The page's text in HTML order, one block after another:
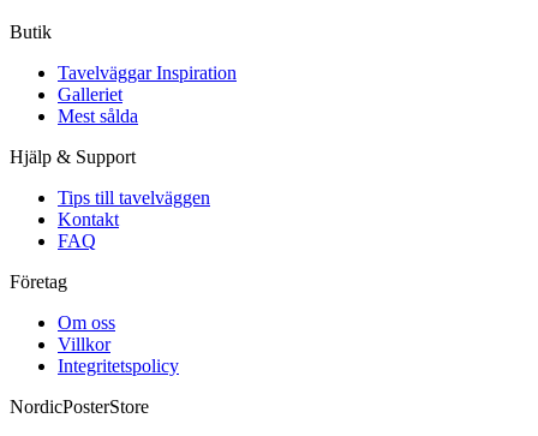
Butik
Tavelväggar Inspiration
Galleriet
Mest sålda
Hjälp & Support
Tips till tavelväggen
Kontakt
FAQ
Företag
Om oss
Villkor
Integritetspolicy
NordicPosterStore